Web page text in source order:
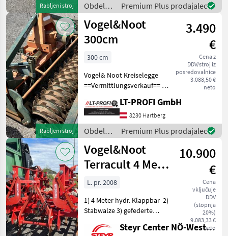
Rabljeni stroj
Obdelava
tal /
Vogel&Noot
Premium Plus prodajalec
Rabljeni stroj
Vogel&Noot
300cm
3.490
€
Cena z
DDV/stroj iz
posredovalnice
3.088,50 €
neto
300 cm
Vogel& Noot Kreiselegge
==Vermittlungsverkauf== -
Verfügbar Maschine zu
besichtigen bei #LT-Profi
GmbH
#LandtechnikFürProfis Das
LT-PROFI GmbH
8230 Hartberg
Obdelava
tal /
Vogel&Noot
Premium Plus prodajalec
Vogel&Noot
Terracult 4 Meter
Grubber
10.900
€
Cena
vključuje
DDV
(stopnja
20%)
9.083,33 €
neto
L. pr. 2008
1) 4 Meter hydr. Klappbar 2)
Stabwalze 3) gefederte
Rahljalnik
Steyr Center NÖ-West - Standort Kilb